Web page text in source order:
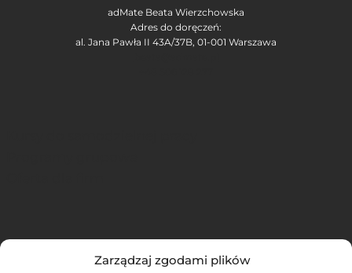
Zarządzaj zgodami plików
adMate Beata Wierzchowska
Adres do doręczeń:
al. Jana Pawła II 43A/37B, 01-001 Warszawa